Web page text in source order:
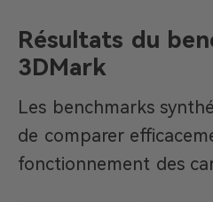
Résultats du
3DMark
Les benchmarks
de comparer
fonctionnement des